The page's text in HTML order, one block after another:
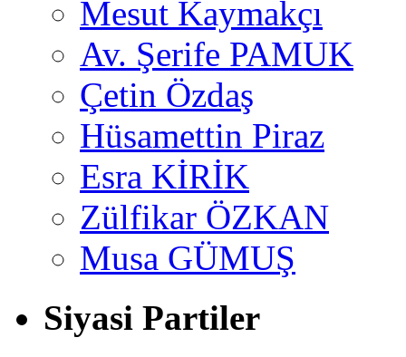
Mesut Kaymakçı
Av. Şerife PAMUK
Çetin Özdaş
Hüsamettin Piraz
Esra KİRİK
Zülfikar ÖZKAN
Musa GÜMUŞ
Siyasi Partiler